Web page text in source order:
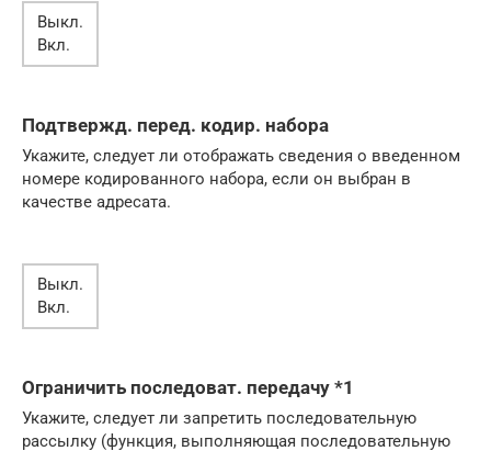
Выкл.
Вкл.
Подтвержд. перед. кодир. набора
Укажите, следует ли отображать сведения о введенном
номере кодированного набора, если он выбран в
качестве адресата.
Выкл.
Вкл.
Ограничить последоват. передачу *1
Укажите, следует ли запретить последовательную
рассылку (функция, выполняющая последовательную